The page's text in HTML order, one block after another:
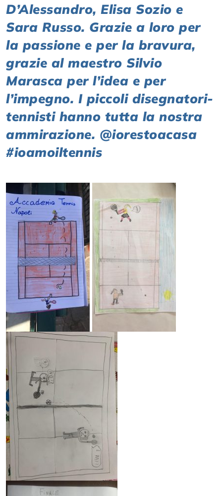
D’Alessandro, Elisa Sozio e
Sara Russo. Grazie a loro per
la passione e per la bravura,
grazie al maestro Silvio
Marasca per l’idea e per
l’impegno. I piccoli disegnatori-
tennisti hanno tutta la nostra
ammirazione. @iorestoacasa
#ioamoiltennis